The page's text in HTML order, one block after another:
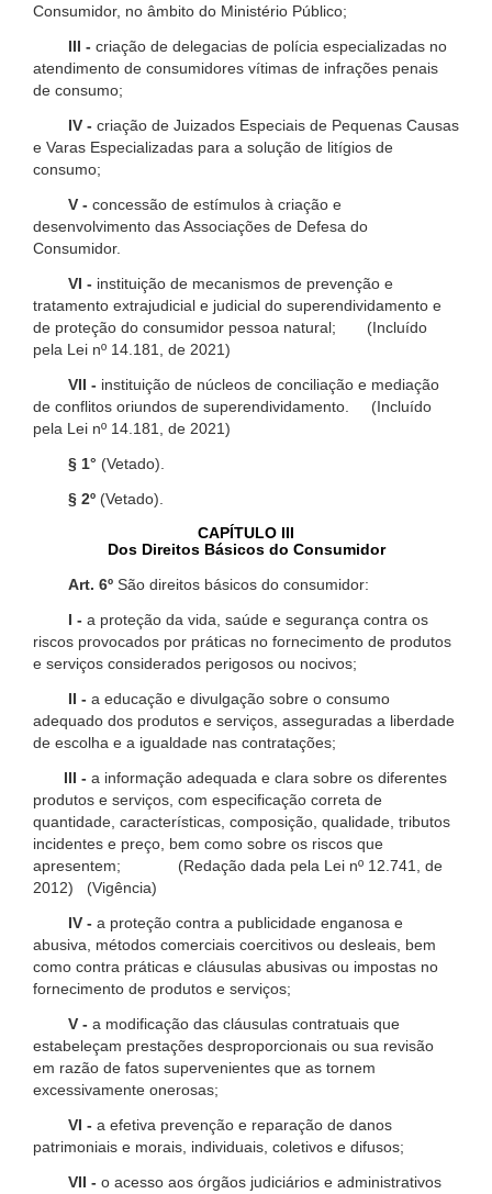
Consumidor, no âmbito do Ministério Público;
III - criação de delegacias de polícia especializadas no
atendimento de consumidores vítimas de infrações penais
de consumo;
IV - criação de Juizados Especiais de Pequenas Causas
e Varas Especializadas para a solução de litígios de
consumo;
V - concessão de estímulos à criação e
desenvolvimento das Associações de Defesa do
Consumidor.
VI - instituição de mecanismos de prevenção e
tratamento extrajudicial e judicial do superendividamento e
de proteção do consumidor pessoa natural; (Incluído
pela Lei nº 14.181, de 2021)
VII - instituição de núcleos de conciliação e mediação
de conflitos oriundos de superendividamento. (Incluído
pela Lei nº 14.181, de 2021)
§ 1° (Vetado).
§ 2º (Vetado).
CAPÍTULO III
Dos Direitos Básicos do Consumidor
Art. 6º São direitos básicos do consumidor:
I - a proteção da vida, saúde e segurança contra os
riscos provocados por práticas no fornecimento de produtos
e serviços considerados perigosos ou nocivos;
II - a educação e divulgação sobre o consumo
adequado dos produtos e serviços, asseguradas a liberdade
de escolha e a igualdade nas contratações;
III - a informação adequada e clara sobre os diferentes
produtos e serviços, com especificação correta de
quantidade, características, composição, qualidade, tributos
incidentes e preço, bem como sobre os riscos que
apresentem; (Redação dada pela Lei nº 12.741, de
2012) (Vigência)
IV - a proteção contra a publicidade enganosa e
abusiva, métodos comerciais coercitivos ou desleais, bem
como contra práticas e cláusulas abusivas ou impostas no
fornecimento de produtos e serviços;
V - a modificação das cláusulas contratuais que
estabeleçam prestações desproporcionais ou sua revisão
em razão de fatos supervenientes que as tornem
excessivamente onerosas;
VI - a efetiva prevenção e reparação de danos
patrimoniais e morais, individuais, coletivos e difusos;
VII - o acesso aos órgãos judiciários e administrativos